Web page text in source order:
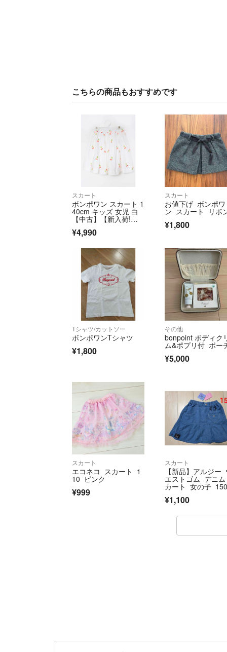
こちらの商品もおすすめです
スカート
ボンポワン スカート 1
40cm キッズ 女児 白
【中古】【新入荷!】
★
¥4,990
スカート
お値下げ ボンポワ
ン スカート リボ
¥1,800
Tシャツ/カットソー
ボンポワンTシャツ
¥1,800
その他
bonpoint ボディク
ム&ポプリ付 ポー
¥5,000
スカート
エコネコ スカート 1
10 ピンク
¥999
スカート
【新品】アルジー
エストゴム デニ
カート 女の子 150
¥1,100